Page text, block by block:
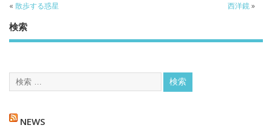
« 散歩する惑星 西洋鏡»
検索
NEWS